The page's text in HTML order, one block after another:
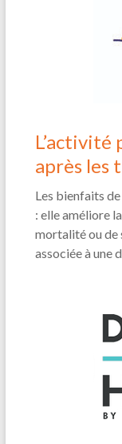
après les
Les bienfaits
: elle améliore
mortalité ou de
associée à une